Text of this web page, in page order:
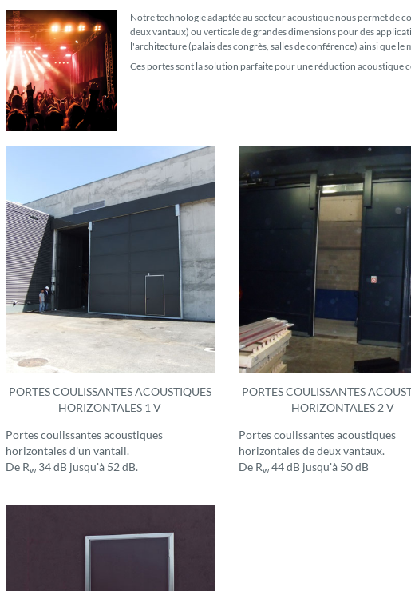
Notre technologie adaptée au secteur acoustique nous permet de
deux vantaux) ou verticale de grandes dimensions pour des
l'architecture (palais des congrès, salles de conférence) ainsi que le
Ces portes sont la solution parfaite pour une réduction acoustique
PORTES COULISSANTES ACOUSTIQUES
HORIZONTALES 1 V
Portes coulissantes acoustiques
horizontales d'un vantail.
De Rw34 dB jusqu'à 52 dB.
PORTES COULISSANTES
HORIZONTALES 2 V
Portes coulissantes acoustiques
horizontales de deux vantaux.
De Rw44 dB jusqu'à 50 dB